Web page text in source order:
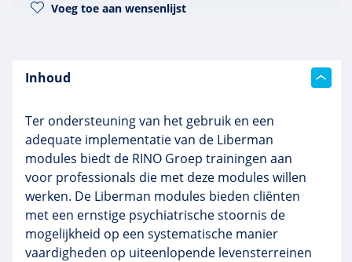
Voeg toe aan wensenlijst
Inhoud
Ter ondersteuning van het gebruik en een
adequate implementatie van de Liberman
modules biedt de RINO Groep trainingen aan
voor professionals die met deze modules willen
werken. De Liberman modules bieden cliënten
met een ernstige psychiatrische stoornis de
mogelijkheid op een systematische manier
vaardigheden op uiteenlopende levensterreinen